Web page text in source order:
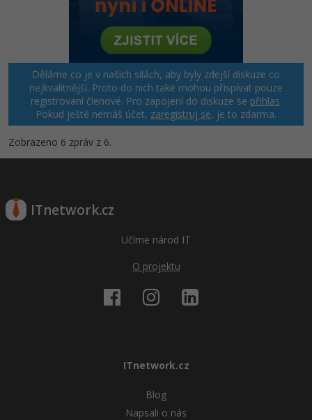
Děláme co je v našich silách, aby byly zdejší diskuze co
nejkvalitnější. Proto do nich také mohou přispívat pouze
registrovaní členové. Pro zapojení do diskuze se přihlas.
Pokud ještě nemáš účet, zaregistruj se, je to zdarma.
Zobrazeno 6 zpráv z 6.
ITnetwork.cz
Učíme národ IT
O projektu
ITnetwork.cz
Blog
Napsali o nás